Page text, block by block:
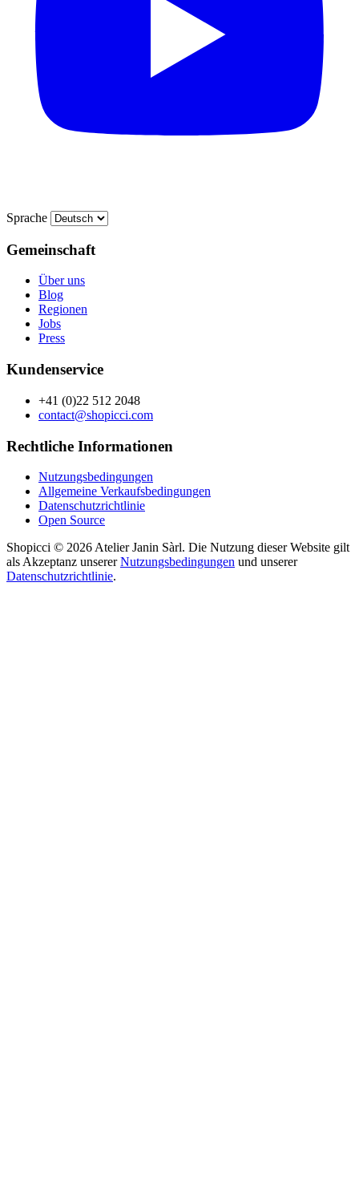
Sprache
Gemeinschaft
Über uns
Blog
Regionen
Jobs
Press
Kundenservice
+41 (0)22 512 2048
contact@shopicci.com
Rechtliche Informationen
Nutzungsbedingungen
Allgemeine Verkaufsbedingungen
Datenschutzrichtlinie
Open Source
Shopicci © 2026 Atelier Janin Sàrl. Die Nutzung dieser Website gilt
als Akzeptanz unsererNutzungsbedingungen und unserer
Datenschutzrichtlinie.